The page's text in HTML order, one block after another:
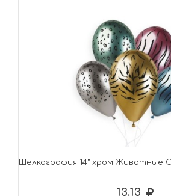
Шелкография 14" хром Животные
13.13